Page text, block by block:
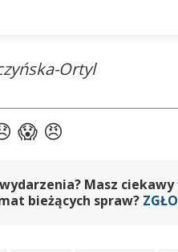
Ortyl
Masz
bieżących spraw?